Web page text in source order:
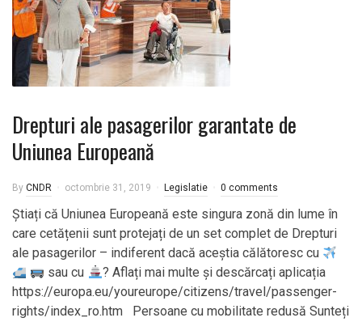
Drepturi ale pasagerilor garantate de
Uniunea Europeană
By CNDR octombrie 31, 2019 Legislatie 0 comments
Știați că Uniunea Europeană este singura zonă din lume în
care cetățenii sunt protejați de un set complet de Drepturi
ale pasagerilor – indiferent dacă aceștia călătoresc cu
sau cu
? Aflați mai multe și descărcați aplicația
https://europa.eu/youreurope/citizens/travel/passenger-
rights/index_ro.htm Persoane cu mobilitate redusă Sunteți